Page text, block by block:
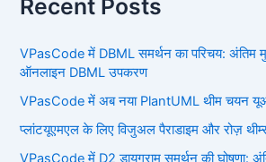
Recent Posts
VPasCode में DBML समर्थन का परिचय: अंतिम
ऑनलाइन DBML उपकरण
VPasCode में अब नया PlantUML थीम चयन
प्लांटयूएमएल के लिए विजुअल पैराडाइम और रोज़
VPasCode में D2 डायग्राम समर्थन की घोषणा: